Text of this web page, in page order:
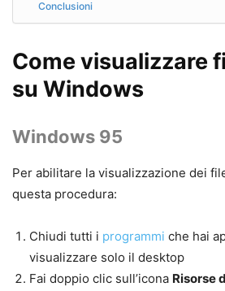
Conclusioni
Come visualizzare
su Windows
Windows 95
Per abilitare la visualizzazione dei
questa procedura:
Chiudi tutti i programmi che hai
visualizzare solo il desktop
Fai doppio clic sull’icona Risorse